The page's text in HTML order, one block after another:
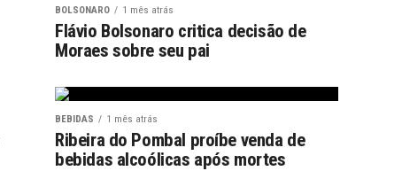
BOLSONARO 1 mês atrás
Flávio Bolsonaro critica decisão de
Moraes sobre seu pai
BEBIDAS 1 mês atrás
Ribeira do Pombal proíbe venda de
bebidas alcoólicas após mortes